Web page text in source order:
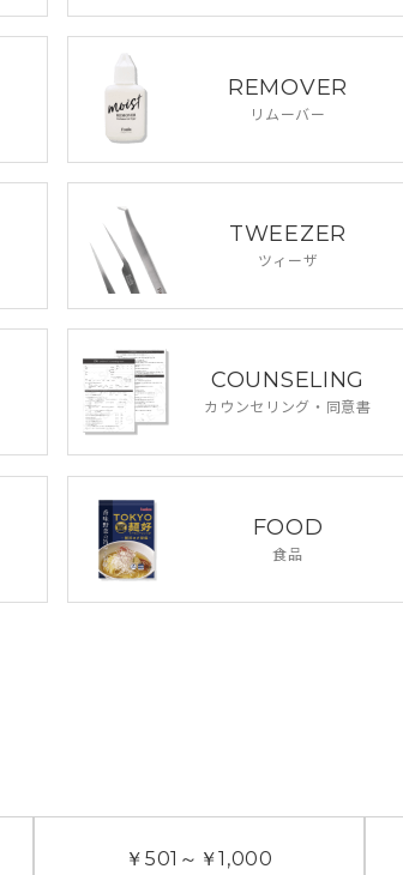
REMOVER
リムーバー
TWEEZER
ツィーザ
COUNSELING
カウンセリング・ 同意書
FOOD
食品
￥501 ～ ￥1,000